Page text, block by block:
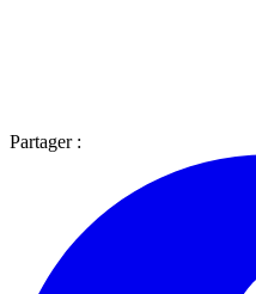
Partager :